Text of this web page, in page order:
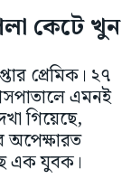
কেটে খুন
প্রেমিক। ২৭
এমনই
গিয়েছে,
অপেক্ষারত
এক যুবক।